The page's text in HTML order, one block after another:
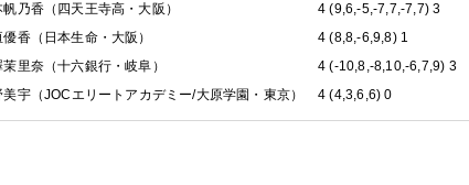
帆乃香 （四天王寺高・大阪） 4 (9,6,-5,-7,7,-7,7) 3
優香（日本生命・大阪） 4 (8,8,-6,9,8) 1
茉里奈 （十六銀行・岐阜） 4 (-10,8,-8,10,-6,7,9) 3
美宇（JOCエリートアカデミー/大原学園・東京） 4 (4,3,6,6) 0